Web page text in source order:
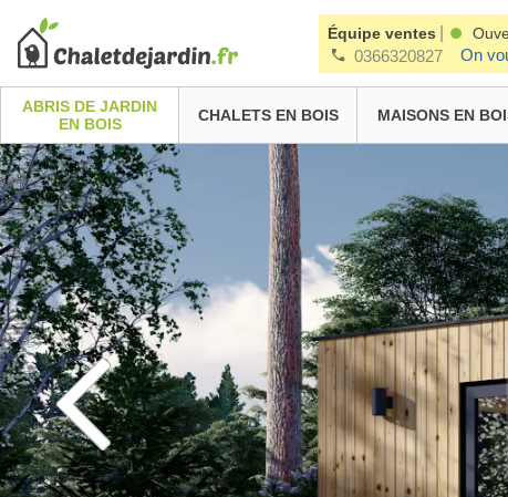
Équipe ventes
0366320827 On
ABRIS DE JARDIN
EN BOIS
CHALETS EN BOIS MAISONS EN